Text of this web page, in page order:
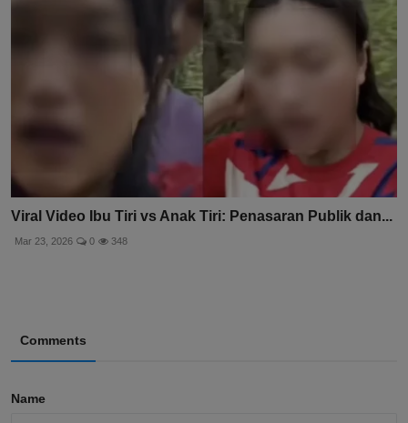
Viral Video Ibu Tiri vs Anak Tiri: Penasaran Publik dan...
Mar 23, 2026 0 348
Comments
Name